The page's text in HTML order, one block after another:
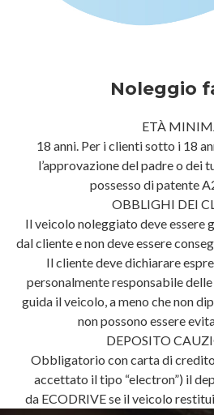
Noleggio
ETÀ
18 anni. Per i clienti sotto i 18
l’approvazione del padre o
possesso di patente
OBBLIGHI DEI
Il veicolo noleggiato deve essere
dal cliente e non deve essere
Il cliente deve dichiarare
personalmente responsabile
guida il veicolo, a meno che non
non possono essere
DEPOSITO
Obbligatorio con carta di
accettato il tipo “electron”) il
da ECODRIVE se il veicolo